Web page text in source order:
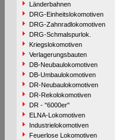
Länderbahnen
DRG-Einheitslokomotiven
DRG-Zahnradlokomotiven
DRG-Schmalspurlok.
Kriegslokomotiven
Verlagerungsbauten
DB-Neubaulokomotiven
DB-Umbaulokomotiven
DR-Neubaulokomotiven
DR-Rekolokomotiven
DR - "6000er"
ELNA-Lokomotiven
Industrielokomotiven
Feuerlose Lokomotiven